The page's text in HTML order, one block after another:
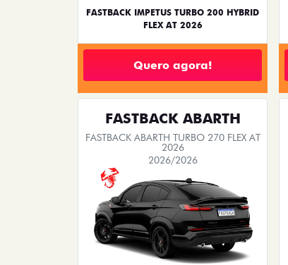
FASTBACK IMPETUS TURBO 200 HYBRID
FLEX AT 2026
Quero agora!
FASTBACK ABARTH
FASTBACK ABARTH TURBO 270 FLEX AT
2026
2026/2026